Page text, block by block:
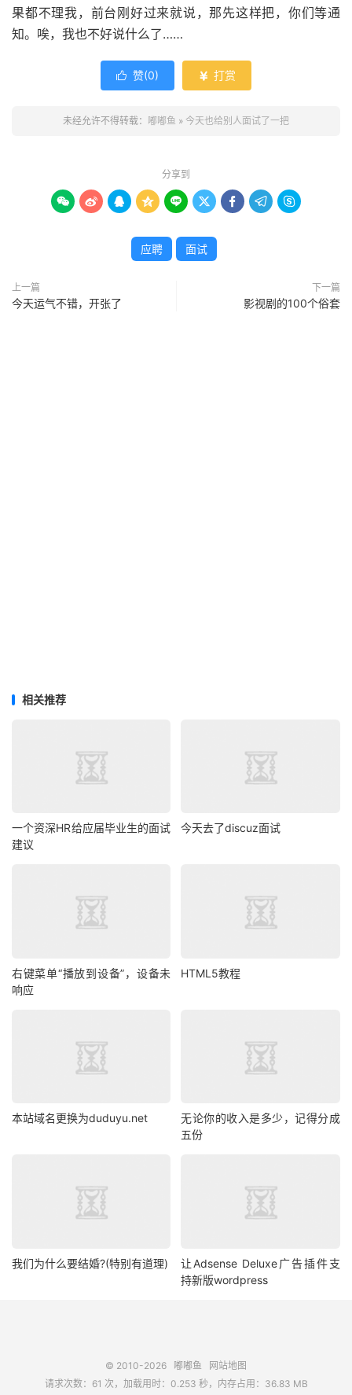
果都不理我，前台刚好过来就说，那先这样把，你们等通
知。唉，我也不好说什么了……
 赞(0)  打赏
未经允许不得转载： 嘟嘟鱼 » 今天也给别人面试了一把
分享到
        
应聘 面试
上一篇
今天运气不错，开张了
下一篇
影视剧的100个俗套
相关推荐
一个资深HR给应届毕业生的面试
建议
今天去了discuz面试
右键菜单“播放到设备”，设备未
响应
HTML5教程
本站域名更换为duduyu.net
无论你的收入是多少，记得分成
五份
我们为什么要结婚?(特别有道理)
让Adsense Deluxe广告插件支
持新版wordpress
© 2010-2026 嘟嘟鱼
网站地图
请求次数：61 次，加载用时：0.253 秒，内存占用：36.83 MB